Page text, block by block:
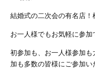
結婚式の二次会の有名店
お一人様でもお気軽に参
初参加も、お一人様参加
加も多数の皆様にご参加い